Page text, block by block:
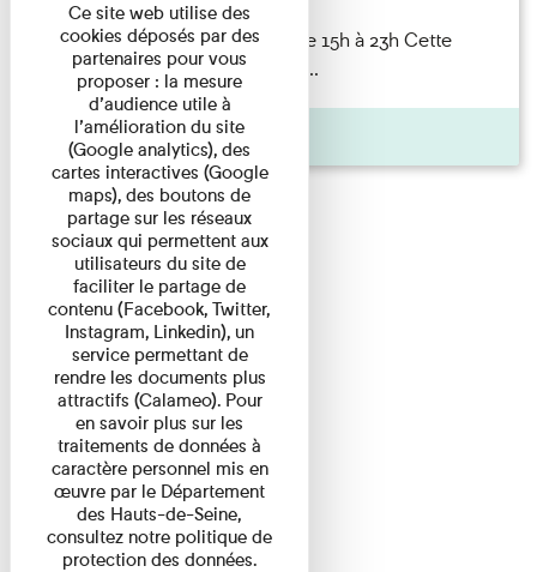
Nuit des musées 23 mai 2026 de 15h à 23h Cette
année encore, le musée prend ...
Pages
Ce site web utilise des
cookies déposés par des
partenaires pour vous
proposer : la mesure
d’audience utile à
l’amélioration du site
(Google analytics), des
cartes interactives (Google
maps), des boutons de
partage sur les réseaux
sociaux qui permettent aux
utilisateurs du site de
faciliter le partage de
contenu (Facebook, Twitter,
Instagram, Linkedin), un
service permettant de
rendre les documents plus
attractifs (Calameo). Pour
en savoir plus sur les
traitements de données à
caractère personnel mis en
œuvre par le Département
des Hauts-de-Seine,
consultez notre politique de
protection des données.